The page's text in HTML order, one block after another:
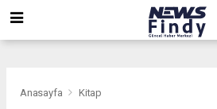
Anasayfa Kitap